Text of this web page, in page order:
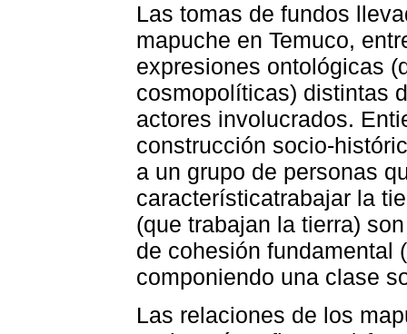
Las tomas de fundos
mapuche en Temuco,
expresiones ontológicas
cosmopolíticas) distintas
actores involucrados.
construcción socio-
a un grupo de personas
característicatrabajar la
(que trabajan la tierra)
de cohesión fundamental
componiendo una clase
Las relaciones de los